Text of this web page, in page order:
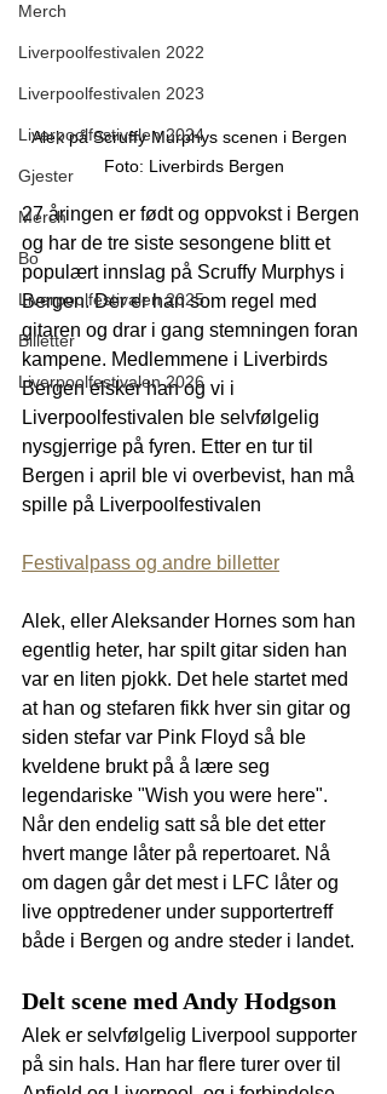
Merch
Liverpoolfestivalen 2022
Liverpoolfestivalen 2023
Liverpoolfestivalen 2024
Gjester
Merch
Bo
Liverpoolfestivalen 2025
Billetter
Liverpoolfestivalen 2026
Alek på Scruffy Murphys scenen i Bergen
Foto: Liverbirds Bergen
27 åringen er født og oppvokst i Bergen
og har de tre siste sesongene blitt et
populært innslag på Scruffy Murphys i
Bergen. Der er han som regel med
gitaren og drar i gang stemningen foran
kampene. Medlemmene i Liverbirds
Bergen elsker han og vi i
Liverpoolfestivalen ble selvfølgelig
nysgjerrige på fyren. Etter en tur til
Bergen i april ble vi overbevist, han må
spille på Liverpoolfestivalen
Festivalpass og andre billetter
Alek, eller Aleksander Hornes som han
egentlig heter, har spilt gitar siden han
var en liten pjokk. Det hele startet med
at han og stefaren fikk hver sin gitar og
siden stefar var Pink Floyd så ble
kveldene brukt på å lære seg
legendariske "Wish you were here".
Når den endelig satt så ble det etter
hvert mange låter på repertoaret. Nå
om dagen går det mest i LFC låter og
live opptredener under supportertreff
både i Bergen og andre steder i landet.
Delt scene med Andy Hodgson
Alek er selvfølgelig Liverpool supporter
på sin hals. Han har flere turer over til